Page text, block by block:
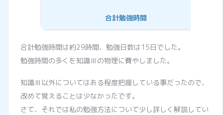
合計勉強時間
合計勉強時間は約29時間、勉強日数は15日でした。
勉強時間の多くを知識Ⅲの物理に費やしました。
知識Ⅲ以外についてはある程度把握している事だったので、
改めて覚えることは少なかったです。
さて、それでは私の勉強方法について少し詳しく解説してい